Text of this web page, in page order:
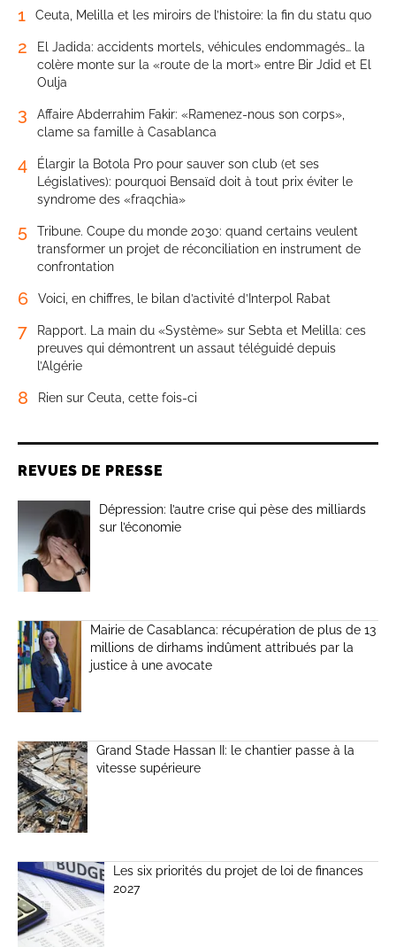
1 Ceuta, Melilla et les miroirs de l’histoire: la fin du statu quo
2
El Jadida: accidents mortels, véhicules endommagés… la
colère monte sur la «route de la mort» entre Bir Jdid et El
Oulja
3
Affaire Abderrahim Fakir: «Ramenez-nous son corps»,
clame sa famille à Casablanca
4
Élargir la Botola Pro pour sauver son club (et ses
Législatives): pourquoi Bensaïd doit à tout prix éviter le
syndrome des «fraqchia»
5
Tribune. Coupe du monde 2030: quand certains veulent
transformer un projet de réconciliation en instrument de
confrontation
6 Voici, en chiffres, le bilan d’activité d’Interpol Rabat
7
Rapport. La main du «Système» sur Sebta et Melilla: ces
preuves qui démontrent un assaut téléguidé depuis
l’Algérie
8 Rien sur Ceuta, cette fois-ci
REVUES DE PRESSE
Dépression: l’autre crise qui pèse des milliards
sur l’économie
Mairie de Casablanca: récupération de plus de 13
millions de dirhams indûment attribués par la
justice à une avocate
Grand Stade Hassan II: le chantier passe à la
vitesse supérieure
Les six priorités du projet de loi de finances
2027